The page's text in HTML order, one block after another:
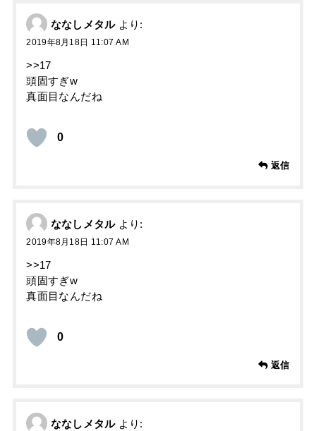
ななしメタル より:
2019年8月18日 11:07 AM
>>17
頭固すぎw
真面目なんだね
0
返信
ななしメタル より:
2019年8月18日 11:07 AM
>>17
頭固すぎw
真面目なんだね
0
返信
ななしメタル より: